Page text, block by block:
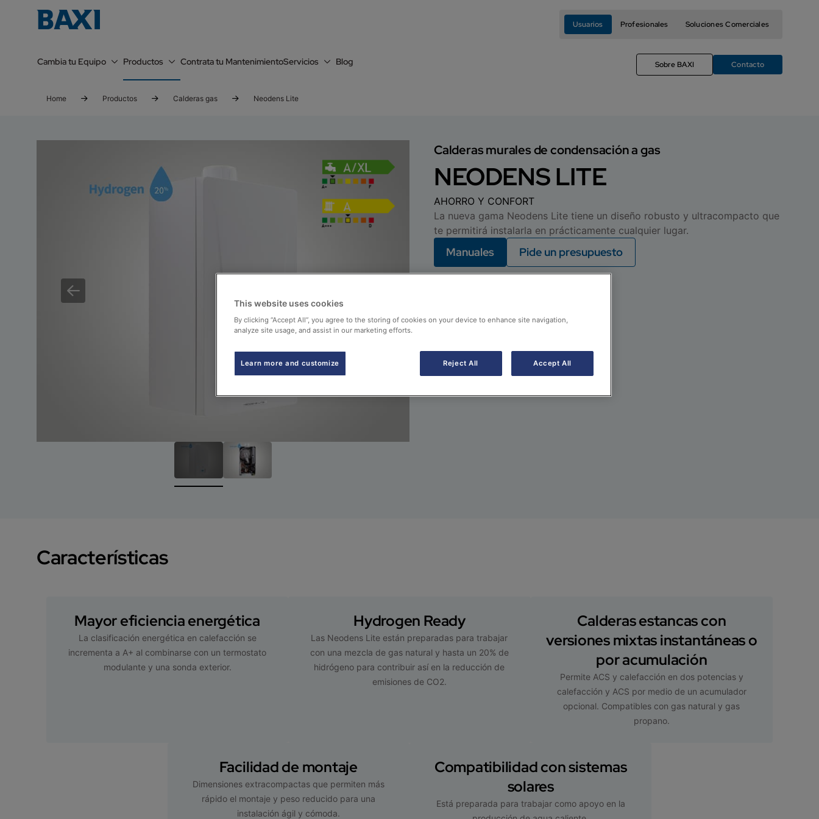
Usuarios Profesionales Soluciones Comerciales
Cambia tu Equipo Productos Contrata tu MantenimientoServicios Blog Sobre BAXI Contacto
Home Productos Calderas gas Neodens Lite
Calderas murales de condensación a gas
NEODENS LITE
AHORRO Y CONFORT
La nueva gama Neodens Lite tiene un diseño robusto y ultracompacto que
te permitirá instalarla en prácticamente cualquier lugar.
Manuales Pide un presupuesto
Características
Mayor eficiencia energética
La clasificación energética en calefacción se
incrementa a A+ al combinarse con un termostato
modulante y una sonda exterior.
Hydrogen Ready
Las Neodens Lite están preparadas para trabajar
con una mezcla de gas natural y hasta un 20% de
hidrógeno para contribuir así en la reducción de
emisiones de CO2.
Calderas estancas con
versiones mixtas instantáneas o
por acumulación
Permite ACS y calefacción en dos potencias y
calefacción y ACS por medio de un acumulador
opcional. Compatibles con gas natural y gas
propano.
Facilidad de montaje
Dimensiones extracompactas que permiten más
rápido el montaje y peso reducido para una
instalación ágil y cómoda.
Compatibilidad con sistemas
solares
Está preparada para trabajar como apoyo en la
This website uses cookies
By clicking “Accept All”, you agree to the storing of cookies on your device to enhance site navigation,
analyze site usage, and assist in our marketing efforts.
Learn more and customize Reject All Accept All